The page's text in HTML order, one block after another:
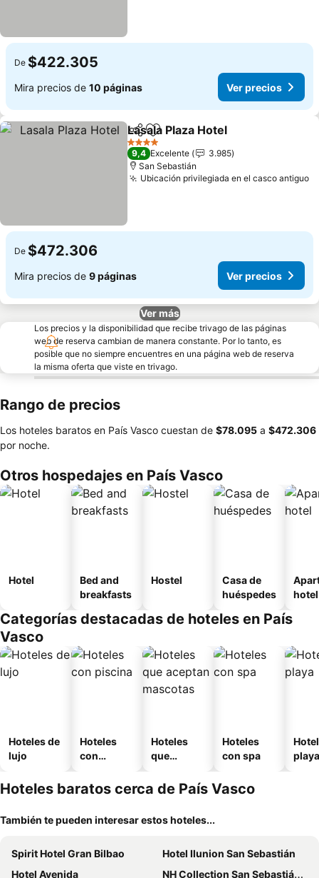
De $422.305
Mira precios de 10 páginas Ver precios
CompartirAgregar a favoritos
Lasala Plaza Hotel
4 Estrellas
9,4 Excelente
3.985
San Sebastián
Ubicación privilegiada en el casco antiguo
De $472.306
Mira precios de 9 páginas Ver precios
Ver más
Los precios y la disponibilidad que recibe trivago de las páginas
web de reserva cambian de manera constante. Por lo tanto, es
posible que no siempre encuentres en una página web de reserva
la misma oferta que viste en trivago.
Rango de precios
Los hoteles baratos en País Vasco cuestan de ‎$78.095 a ‎$472.306
por noche.
Otros hospedajes en País Vasco
Hotel
Bed and
breakfasts
Hostel
Casa de
huéspedes
hotel
Categorías destacadas de hoteles en País
Vasco
Hoteles de
lujo
Hoteles
con
Hoteles
que
mascotas
Hoteles
con spa
playa
Hoteles baratos cerca de País Vasco
También te pueden interesar estos hoteles...
Spirit Hotel Gran Bilbao
Hotel Ilunion San Sebastián
Hotel Avenida
NH Collection San Sebastián Aránzazu